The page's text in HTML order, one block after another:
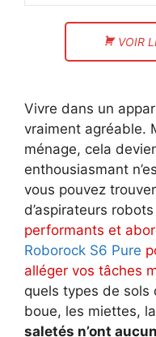
VOIR
Vivre dans un
vraiment agréable.
ménage, cela
enthousiasmant
vous pouvez
d’aspirateurs
performants et
Roborock S6 Pure
alléger vos tâches
quels types de sols
boue, les miettes,
saletés n’ont